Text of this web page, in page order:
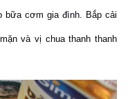
bữa cơm gia đình. Bắp cải
và vị chua thanh thanh